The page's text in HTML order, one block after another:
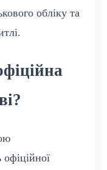
обліку та